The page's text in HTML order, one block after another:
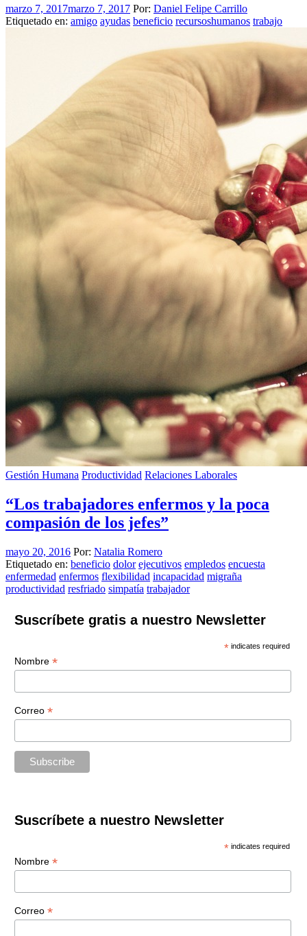
marzo 7, 2017marzo 7, 2017 Por: Daniel Felipe Carrillo
Etiquetado en: amigo ayudas beneficio recursoshumanos trabajo
Gestión Humana Productividad Relaciones Laborales
“Los trabajadores enfermos y la poca
compasión de los jefes”
mayo 20, 2016 Por: Natalia Romero
Etiquetado en: beneficio dolor ejecutivos empledos encuesta
enfermedad enfermos flexibilidad incapacidad migraña
productividad resfriado simpatía trabajador
Suscríbete gratis a nuestro Newsletter
* indicates required
Nombre *
Correo *
Suscríbete a nuestro Newsletter
* indicates required
Nombre *
Correo *